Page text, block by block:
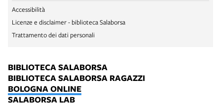
Accessibilità
Licenze e disclaimer - biblioteca Salaborsa
Trattamento dei dati personali
BIBLIOTECA SALABORSA
BIBLIOTECA SALABORSA RAGAZZI
BOLOGNA ONLINE
SALABORSA LAB